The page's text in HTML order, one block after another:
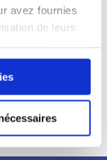
avez fournies
de leurs